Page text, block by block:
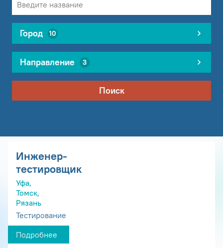
Город 10
Направление 3
Поиск
Инженер-
тестировщик
Уфа,
Томск,
Рязань
Тестирование
Подробнее